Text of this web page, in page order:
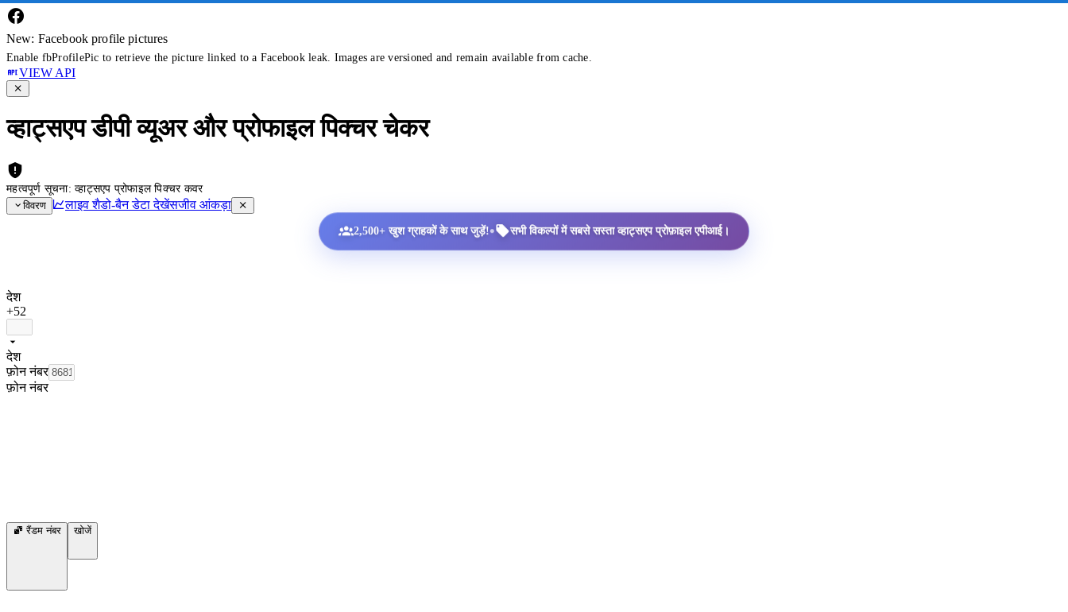
New: Facebook profile pictures
Enable fbProfilePic to retrieve the picture linked to a Facebook leak. Images are versioned and remain available from cache.
VIEW API
व्हाट्सएप डीपी व्यूअर और प्रोफाइल पिक्चर चेकर
महत्वपूर्ण सूचना: व्हाट्सएप प्रोफाइल पिक्चर कवर
विवरण
लाइव शैडो-बैन डेटा देखेंसजीव आंकड़ा
2,500+ खुश ग्राहकों के साथ जुड़ें!• सभी विकल्पों में सबसे सस्ता व्हाट्सएप प्रोफ़ाइल एपीआई।
देश
+52
देश
फ़ोन नंबर
फ़ोन नंबर
रैंडम नंबर खोजें